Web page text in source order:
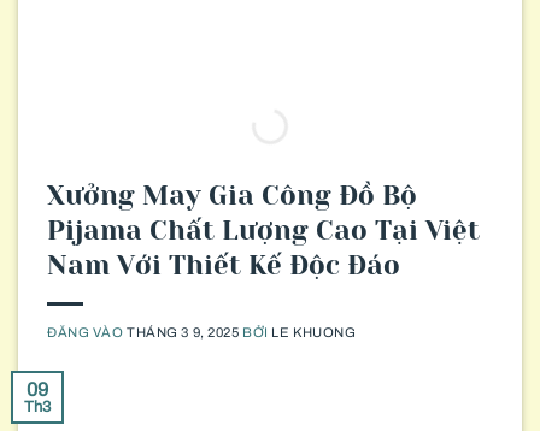
Xưởng May Gia Công Đồ Bộ
Pijama Chất Lượng Cao Tại Việt
Nam Với Thiết Kế Độc Đáo
ĐĂNG VÀOTHÁNG 3 9, 2025 BỞI LE KHUONG
09
Th3